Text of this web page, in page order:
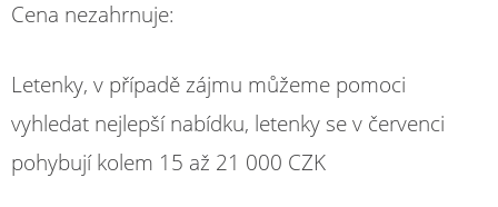
Cena nezahrnuje:
Letenky, v případě zájmu můžeme pomoci
vyhledat nejlepší nabídku, letenky se v červenci
pohybují kolem 15 až 21 000 CZK